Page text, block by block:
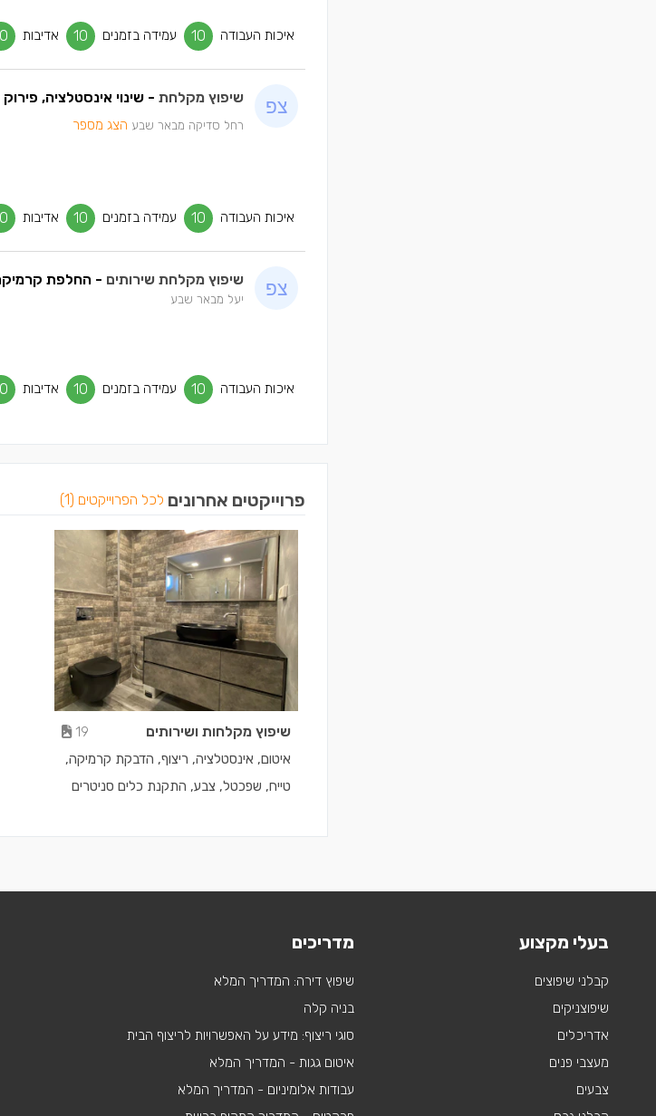
איכות העבודה 10 עמידה בזמנים 10 אדיבות
שיפוץ מקלחת - שינוי אינסטלציה,
רחל סדיקה מבאר שבע הצג מספר
איכות העבודה 10 עמידה בזמנים 10 אדיבות
שיפוץ מקלחת שירותים - החלפת
יעל מבאר שבע
איכות העבודה 10 עמידה בזמנים 10 אדיבות
פרוייקטים אחרונים לכל הפרוייקטים (1)
שיפוץ מקלחות ושירותים
19
איטום, אינסטלציה, ריצוף, הדבקת קרמיקה,
טייח, שפכטל, צבע, התקנת כלים סניטרים
בעלי מקצוע
קבלני שיפוצים
שיפוצניקים
אדריכלים
מעצבי פנים
צבעים
מדריכים
שיפוץ דירה: המדריך המלא
בניה קלה
סוגי ריצוף: מידע על האפשרויות לריצוף הבית
איטום גגות - המדריך המלא
עבודות אלומיניום - המדריך המלא